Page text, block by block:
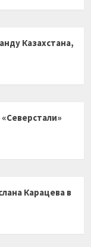
Казахстана,
Карацева в